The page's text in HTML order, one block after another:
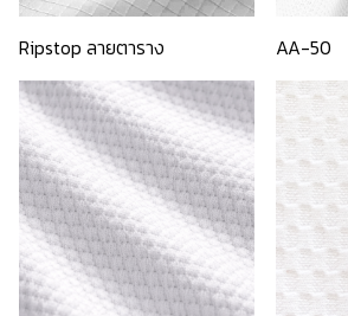
Ripstop ลายตาราง AA-50